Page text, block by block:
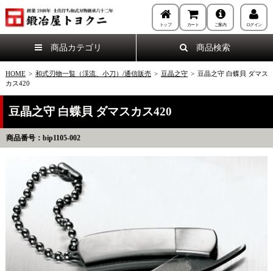
トップ カート ご案内 ログイン
商品カテゴリ 商品検索
HOME > 和式刃物一覧（渓流、小刀）/通信販売 > 豆晶之守 > 豆晶之守 白蝶貝 ダマス
カス420
豆晶之守 白蝶貝 ダマスカス420
商品番号：bip1105-002